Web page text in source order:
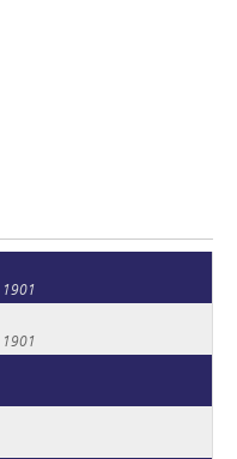
1901
1901